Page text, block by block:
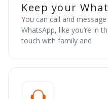
Keep your
You can call and
WhatsApp, like you’re in
touch with family and